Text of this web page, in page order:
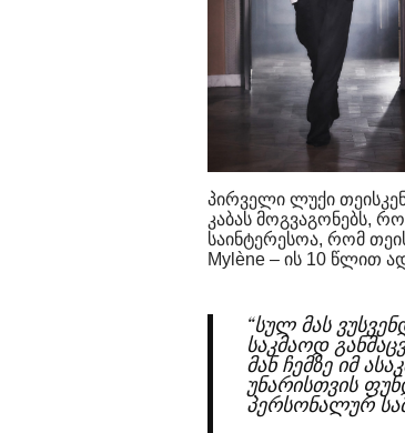
პირველი ლუქი
კაბას მოგვაგონებს,
საინტერესოა, რომ
Mylène – ის 10 წლით
“სულ მას
საკმაოდ
მან ჩემზე იმ
უნარისთვის
პერსონალურ